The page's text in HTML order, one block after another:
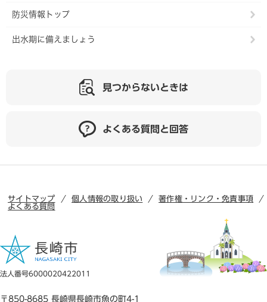
防災情報トップ
出水期に備えましょう
見つからないときは
よくある質問と回答
サイトマップ 個人情報の取り扱い
著作権・リンク・免責事項
よくある質問
法人番号6000020422011
〒850-8685 長崎県長崎市魚の町4-1